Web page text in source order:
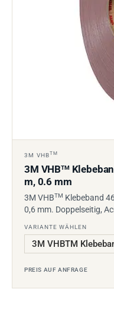
3M VHBTM
3M VHBTM
m, 0.6 mm
3M VHBTM Klebeband
0,6 mm. Doppelseitig,
VARIANTE WÄHLEN
PREIS AUF ANFRAGE